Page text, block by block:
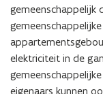
gemeenschappelijk
elektriciteit in de
eigenaars kunnen